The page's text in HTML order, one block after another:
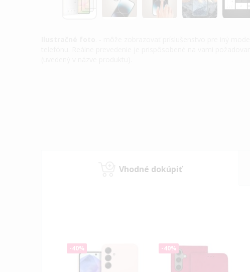
Vhodné dokúpiť
-40% -40%